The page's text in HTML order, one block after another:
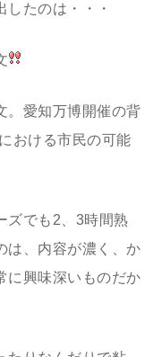
たのは・・・
。愛知万博開催の背
おける市民の可能
ズでも2、3時間熟
は、内容が濃く、か
に興味深いものだか